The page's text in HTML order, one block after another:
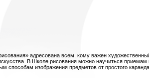
адресована всем, кому важен
В Школе рисования можно научиться
способам изображения предметов от простого